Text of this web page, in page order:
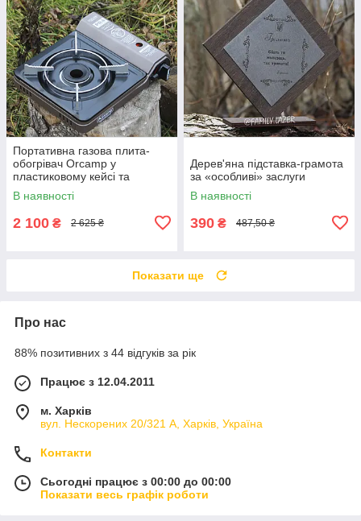
Портативна газова плита-
обогрівач Orcamp у
пластиковому кейсі та
балоном
В наявності
2 100 ₴ 2 625 ₴
Дерев'яна підставка-грамота
за «особливі» заслуги
В наявності
390 ₴ 487,50 ₴
Показати ще
Про нас
88% позитивних з 44 відгуків за рік
Працює з 12.04.2011
м. Харків
вул. Нескорених 20/321 А, Харків, Україна
Контакти
Сьогодні працює з 00:00 до 00:00
Показати весь графік роботи